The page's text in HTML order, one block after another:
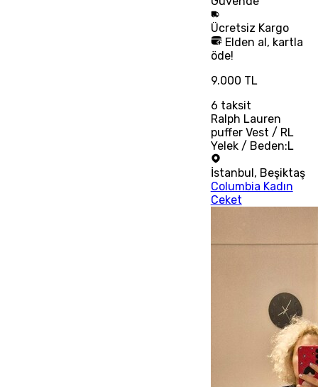
Ücretsiz Kargo
Elden al, kartla
öde!
9.000 TL
6 taksit
Ralph Lauren
puffer Vest / RL
Yelek / Beden:L
İstanbul, Beşiktaş
Columbia Kadın
Ceket